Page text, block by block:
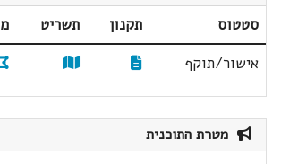
סטטוס תקנון תשריט
אישור/תוקף
מטרת התוכנית